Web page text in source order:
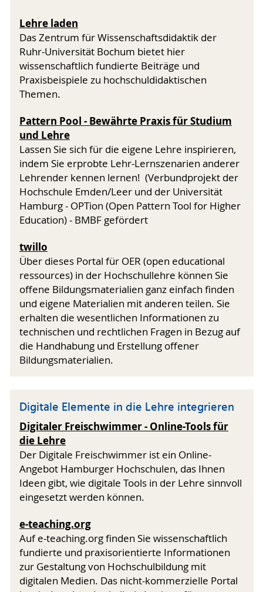
Lehre laden
Das Zentrum für Wissenschaftsdidaktik der
Ruhr-Universität Bochum bietet hier
wissenschaftlich fundierte Beiträge und
Praxisbeispiele zu hochschuldidaktischen
Themen.
Pattern Pool - Bewährte Praxis für Studium
und Lehre
Lassen Sie sich für die eigene Lehre inspirieren,
indem Sie erprobte Lehr-Lernszenarien anderer
Lehrender kennen lernen! (Verbundprojekt der
Hochschule Emden/Leer und der Universität
Hamburg - OPTion (Open Pattern Tool for Higher
Education) - BMBF gefördert
twillo
Über dieses Portal für OER (open educational
ressources) in der Hochschullehre können Sie
offene Bildungsmaterialien ganz einfach finden
und eigene Materialien mit anderen teilen. Sie
erhalten die wesentlichen Informationen zu
technischen und rechtlichen Fragen in Bezug auf
die Handhabung und Erstellung offener
Bildungsmaterialien.
Digitale Elemente in die Lehre integrieren
Digitaler Freischwimmer - Online-Tools für
die Lehre
Der Digitale Freischwimmer ist ein Online-
Angebot Hamburger Hochschulen, das Ihnen
Ideen gibt, wie digitale Tools in der Lehre sinnvoll
eingesetzt werden können.
e-teaching.org
Auf e-teaching.org finden Sie wissenschaftlich
fundierte und praxisorientierte Informationen
zur Gestaltung von Hochschulbildung mit
digitalen Medien. Das nicht-kommerzielle Portal